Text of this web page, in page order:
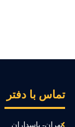
با دفتر
تهران- پاسداران